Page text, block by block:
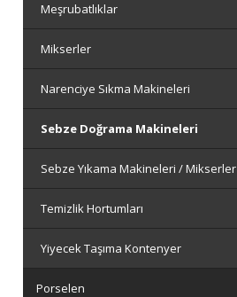
Meşrubatlıklar
Mikserler
Narenciye Sıkma Makineleri
Sebze Doğrama Makineleri
Sebze Yıkama Makineleri / Mikserler
Temizlik Hortumları
Yiyecek Taşıma Kontenyer
Porselen